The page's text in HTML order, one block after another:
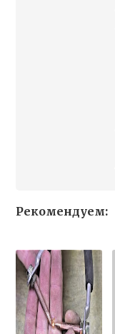
Рекомендуем: